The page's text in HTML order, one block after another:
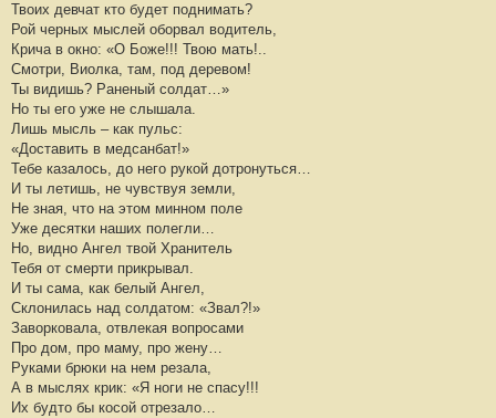
Твоих девчат кто будет поднимать?
Рой черных мыслей оборвал водитель,
Крича в окно: «О Боже!!! Твою мать!..
Смотри, Виолка, там, под деревом!
Ты видишь? Раненый солдат…»
Но ты его уже не слышала.
Лишь мысль – как пульс:
«Доставить в медсанбат!»
Тебе казалось, до него рукой дотронуться…
И ты летишь, не чувствуя земли,
Не зная, что на этом минном поле
Уже десятки наших полегли…
Но, видно Ангел твой Хранитель
Тебя от смерти прикрывал.
И ты сама, как белый Ангел,
Склонилась над солдатом: «Звал?!»
Заворковала, отвлекая вопросами
Про дом, про маму, про жену…
Руками брюки на нем резала,
А в мыслях крик: «Я ноги не спасу!!!
Их будто бы косой отрезало…